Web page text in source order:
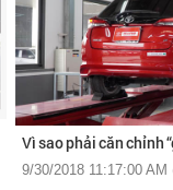
Vì sao phải căn chỉnh
9/30/2018 11:17:00 AM